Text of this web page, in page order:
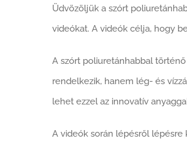
Üdvözöljük a szórt
videókat. A videók célja, hogy
A szórt poliuretánhabbal
rendelkezik, hanem lég- és
lehet ezzel az innovatív
A videók során lépésről